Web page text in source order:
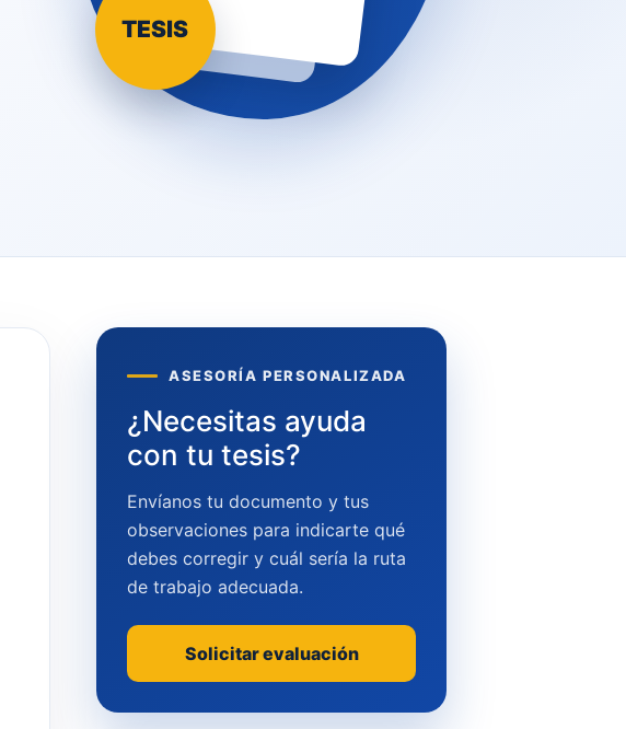
TESIS
ASESORÍA PERSONALIZADA
¿Necesitas ayuda
con tu tesis?
Envíanos tu documento y tus
observaciones para indicarte qué
debes corregir y cuál sería la ruta
de trabajo adecuada.
Solicitar evaluación